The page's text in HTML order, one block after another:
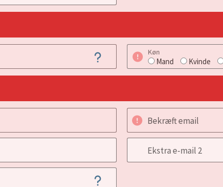
Køn
Mand Kvinde
Bekræft email
Ekstra e-mail 2